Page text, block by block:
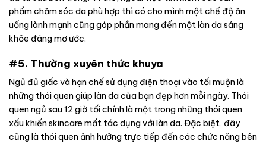
phẩm chăm sóc da phù hợp thì có cho mình một chế độ ăn
uống lành mạnh cũng góp phần mang đến một làn da sáng
khỏe đáng mơ ước.
#5. Thường xuyên thức khuya
Ngủ đủ giấc và hạn chế sử dụng điện thoại vào tối muộn là
những thói quen giúp làn da của bạn đẹp hơn mỗi ngày. Thói
quen ngủ sau 12 giờ tối chính là một trong những thói quen
xấu khiến skincare mất tác dụng với làn da. Đặc biệt, đây
cũng là thói quen ảnh hưởng trực tiếp đến các chức năng bên